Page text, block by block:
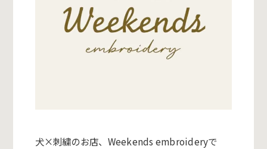
犬×刺繍のお店、Weekends embroideryで